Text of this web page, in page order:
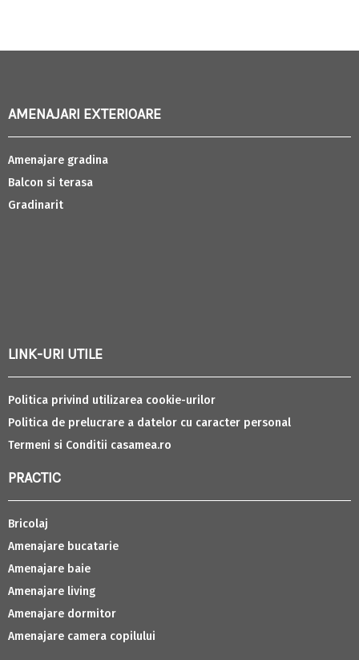
AMENAJARI EXTERIOARE
Amenajare gradina
Balcon si terasa
Gradinarit
LINK-URI UTILE
Politica privind utilizarea cookie-urilor
Politica de prelucrare a datelor cu caracter personal
Termeni si Conditii casamea.ro
PRACTIC
Bricolaj
Amenajare bucatarie
Amenajare baie
Amenajare living
Amenajare dormitor
Amenajare camera copilului